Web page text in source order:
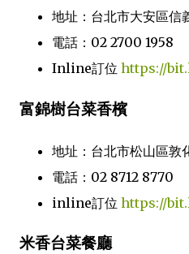
地址：台北市大安區信
電話：02 2700 1958
Inline訂位 https://
富錦樹台菜香檳
地址：台北市松山區敦
電話：02 8712 8770
inline訂位 https://
米香台菜餐廳